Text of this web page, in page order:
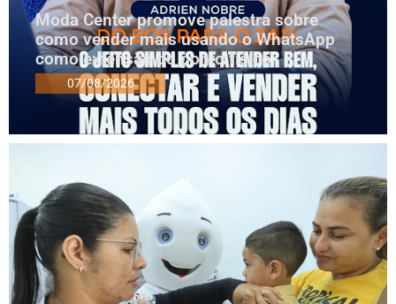
Moda Center promove palestra sobre
como vender mais usando o WhatsApp
como extensão do ponto físico
07/08/2026